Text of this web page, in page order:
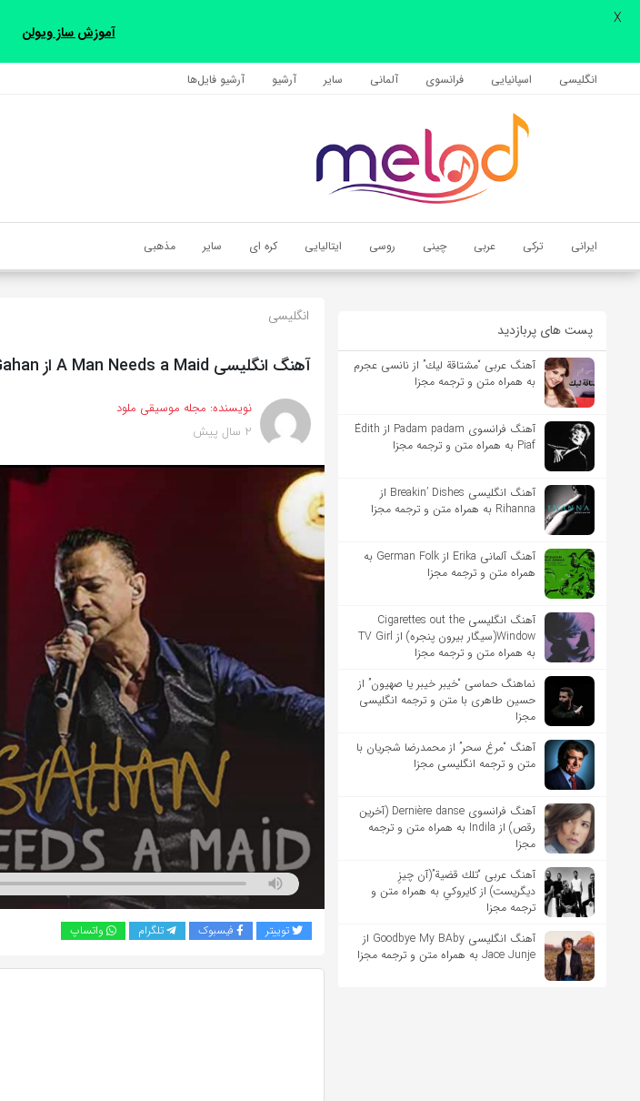
انگلیسی اسپانیایی فرانسوی آلمانی سایر آرشیو آرشیو فایل‌‎ها
ایرانی ترکی عربی چینی روسی ایتالیایی کره ای سایر مذهبی
اشتراک گذاری
با استفاده از روش‌های زیر می‌توانید این صفحه را با دوستان خود به
کپی لینک
پست های پربازدید
آهنگ عربی “مشتاقة لیك” از نانسی عجرم
به همراه متن و ترجمه مجزا
آهنگ فرانسوی Padam padam از Édith
Piaf به همراه متن و ترجمه مجزا
آهنگ انگلیسی Breakin’ Dishes از
Rihanna به همراه متن و ترجمه مجزا
آهنگ آلمانی Erika از German Folk به
همراه متن و ترجمه مجزا
آهنگ انگلیسی Cigarettes out the
Window(سیگار بیرون پنجره) از TV Girl
به همراه متن و ترجمه مجزا
نماهنگ حماسی “خیبر خیبر یا صهیون” از
حسین طاهری با متن و ترجمه انگلیسی
مجزا
آهنگ “مرغ سحر” از محمدرضا شجریان با
متن و ترجمه انگلیسی مجزا
آهنگ فرانسوی Dernière danse (آخرین
رقص) از Indila به همراه متن و ترجمه
مجزا
آهنگ عربی “تلك قضية”(آن چیزِ
دیگریست) از كايروكي به همراه متن و
ترجمه مجزا
آهنگ انگلیسی Goodbye My BAby از
Jace Junje به همراه متن و ترجمه مجزا
انگلیسی
آهنگ انگلیسی A Man Needs a Maid از Dave Gahan به همراه متن و ترجمه مجزا
نویسنده: مجله موسیقی ملود
2 سال پیش
توییتر فیسبوک تلگرام واتساپ
آموزش ساز ویولن
X